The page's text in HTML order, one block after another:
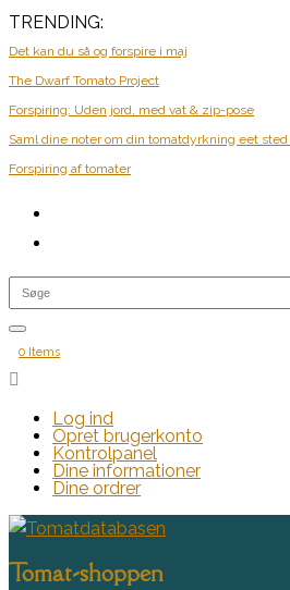
TRENDING:
Det kan du så og forspire i maj
The Dwarf Tomato Project
Forspiring: Uden jord, med vat & zip-pose
Saml dine noter om din tomatdyrkning eet sted
Forspiring af tomater
0 Items

Log ind
Opret brugerkonto
Kontrolpanel
Dine informationer
Dine ordrer
Tomat-shoppen